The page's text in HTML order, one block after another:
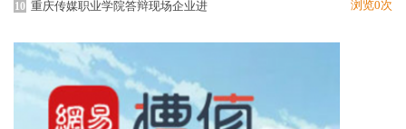
10 重庆传媒职业学院答辩现场企业进 浏览0次